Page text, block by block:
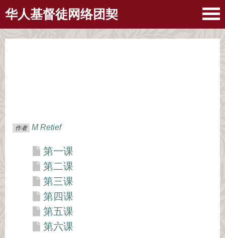
华人基督徒网络团契
作者 M Retief
第一课
第二课
第三课
第四课
第五课
第六课